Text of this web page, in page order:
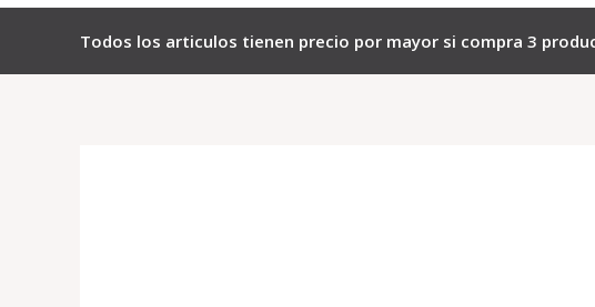
Todos los articulos tienen precio por mayor si compra 3